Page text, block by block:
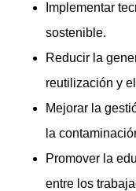
Implementar
sostenible.
Reducir la
reutilización y
Mejorar la
la
Promover la
entre los